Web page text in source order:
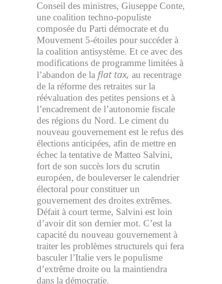
Conseil des ministres, Giuseppe Conte,
une coalition techno-populiste
composée du Parti démocrate et du
Mouvement 5-étoiles pour succéder à
la coalition antisystème. Et ce avec des
modifications de programme limitées à
l’abandon de la flat tax, au recentrage
de la réforme des retraites sur la
réévaluation des petites pensions et à
l’encadrement de l’autonomie fiscale
des régions du Nord. Le ciment du
nouveau gouvernement est le refus des
élections anticipées, afin de mettre en
échec la tentative de Matteo Salvini,
fort de son succès lors du scrutin
européen, de bouleverser le calendrier
électoral pour constituer un
gouvernement des droites extrêmes.
Défait à court terme, Salvini est loin
d’avoir dit son dernier mot. C’est la
capacité du nouveau gouvernement à
traiter les problèmes structurels qui fera
basculer l’Italie vers le populisme
d’extrême droite ou la maintiendra
dans la démocratie.